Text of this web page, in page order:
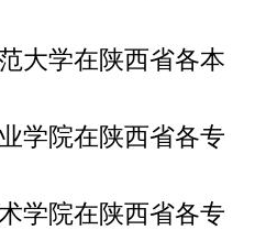
大学在陕西省各本
学院在陕西省各专
学院在陕西省各专